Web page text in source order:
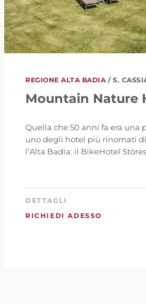
REGIONE ALTA BADIA / S.
Mountain Nature
Quella che 50 anni fa era una
uno degli hotel più rinomati di
l’Alta Badia: il BikeHotel
DETTAGLI
RICHIEDI ADESSO